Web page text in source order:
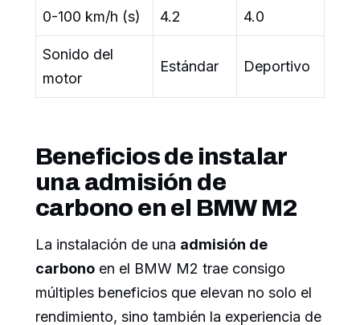
0-100 km/h (s) 4.2 4.0
Sonido del
motor
Estándar Deportivo
Beneficios de instalar
una admisión de
carbono en el BMW M2
La instalación de una admisión de
carbono en el BMW M2 trae consigo
múltiples beneficios que elevan no solo el
rendimiento, sino también la experiencia de